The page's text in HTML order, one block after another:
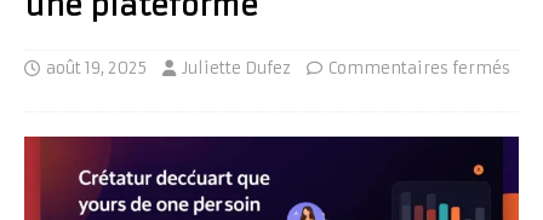
août 19, 2025 Juliette Dufez Commentaires fermés